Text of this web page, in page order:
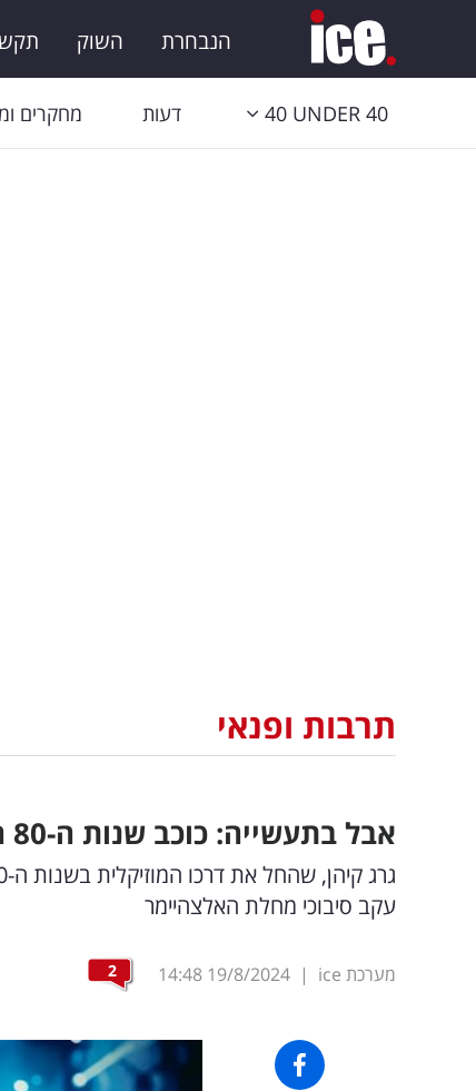
הנבחרת השוק
40 UNDER 40 דעות מחקרים
תרבות ופנאי
אבל בתעשייה: כוכב שנות ה-80 הלך לעולמו בגיל 75
עקב סיבוכי מחלת האלצהיימר
מערכת ice |
19/8/2024
14:48
2